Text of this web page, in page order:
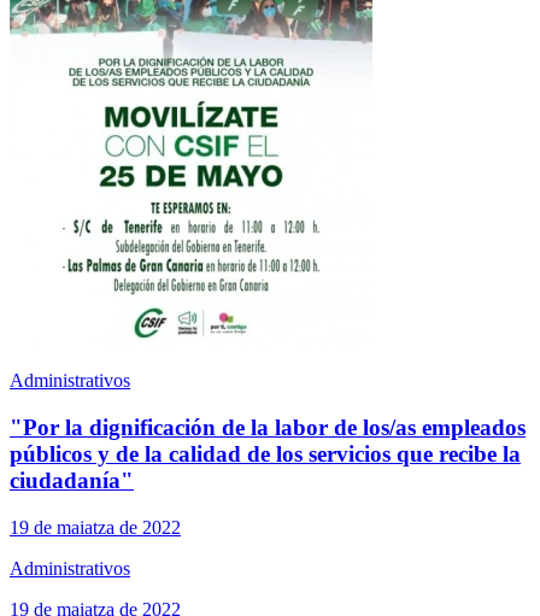
Administrativos
"Por la dignificación de la labor de los/as empleados
públicos y de la calidad de los servicios que recibe la
ciudadanía"
19 de maiatza de 2022
Administrativos
19 de maiatza de 2022